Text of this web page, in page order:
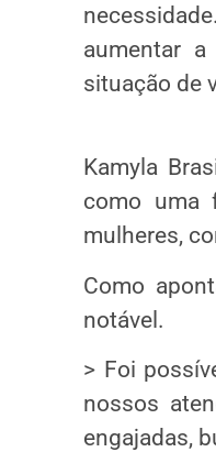
aumentar
situação de
Kamyla
como uma
mulheres,
Como
notável.
> Foi
nossos
engajadas,